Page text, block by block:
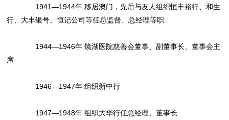
1941—1944年 移居澳门，先后与友人组织恒丰裕行、和生
行、大丰银号、恒记公司等任总监督、总经理等职
1944—1946年 镜湖医院慈善会董事、副董事长、董事会主
席
1946—1947年 组织新中行
1947—1948年 组织大华行任总经理、董事长